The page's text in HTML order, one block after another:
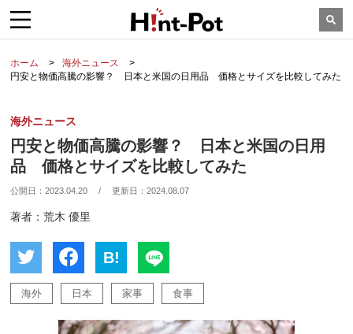
ホーム
海外ニュース
円安と物価高騰の影響？ 日本と米国の日用品 価格とサイズを比較してみた
海外ニュース
円安と物価高騰の影響？ 日本と米国の日用
品 価格とサイズを比較してみた
公開日：2023.04.20 / 更新日：2024.08.07
著者：荒木 優里
B!
海外 日本 家事 食事